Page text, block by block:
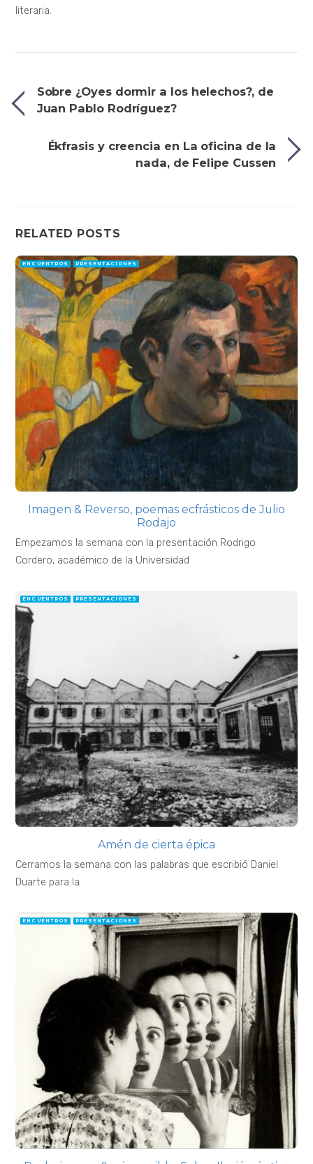
literaria.
Sobre ¿Oyes dormir a los helechos?, de
Juan Pablo Rodríguez?
Ékfrasis y creencia en La oficina de la
nada, de Felipe Cussen
RELATED POSTS
ENCUENTROS PRESENTACIONES
Imagen & Reverso, poemas ecfrásticos de Julio
Rodajo
Empezamos la semana con la presentación Rodrigo
Cordero, académico de la Universidad
ENCUENTROS PRESENTACIONES
Amén de cierta épica
Cerramos la semana con las palabras que escribió Daniel
Duarte para la
ENCUENTROS PRESENTACIONES